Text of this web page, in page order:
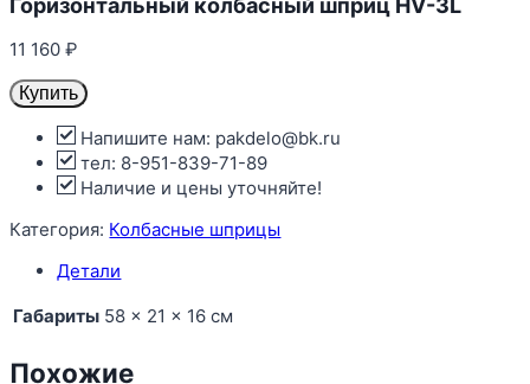
Горизонтальный колбасный шприц HV-3L
11 160₽
Купить
Напишите нам: pakdelo@bk.ru
тел: 8-951-839-71-89
Наличие и цены уточняйте!
Категория: Колбасные шприцы
Детали
Габариты 58 × 21 × 16 см
Похожие